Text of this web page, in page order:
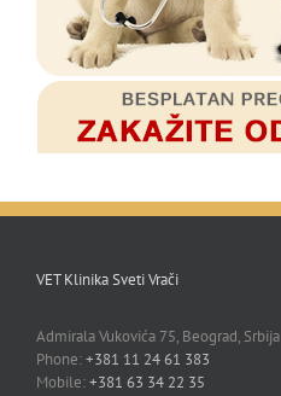
VET Klinika Sveti Vrači
Admirala Vukovića 75, Beograd, Srbija
Phone:+381 11 24 61 383
Mobile:+381 63 34 22 35